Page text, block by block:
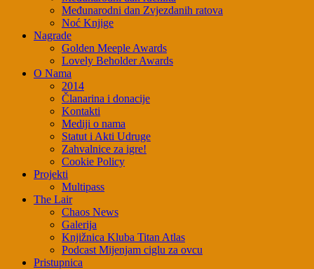
Međunarodni dan Zvjezdanih ratova
Noć Knjige
Nagrade
Golden Meeple Awards
Lovely Beholder Awards
O Nama
2014
Članarina i donacije
Kontakti
Mediji o nama
Statut i Akti Udruge
Zahvalnice za igre!
Cookie Policy
Projekti
Multipass
The Lair
Chaos News
Galerija
Knjižnica Kluba Titan Atlas
Podcast Mijenjam ciglu za ovcu
Pristupnica